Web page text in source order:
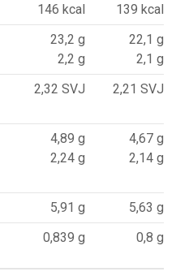
146 kcal
139 kcal
23,2 g
2,2 g
22,1 g
2,1 g
2,32 SVJ 2,21 SVJ
4,89 g
2,24 g
4,67 g
2,14 g
5,91 g
5,63 g
0,839 g 0,8 g